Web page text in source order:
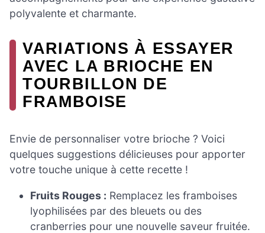
polyvalente et charmante.
VARIATIONS À ESSAYER
AVEC LA BRIOCHE EN
TOURBILLON DE
FRAMBOISE
Envie de personnaliser votre brioche ? Voici
quelques suggestions délicieuses pour apporter
votre touche unique à cette recette !
Fruits Rouges : Remplacez les framboises
lyophilisées par des bleuets ou des
cranberries pour une nouvelle saveur fruitée.